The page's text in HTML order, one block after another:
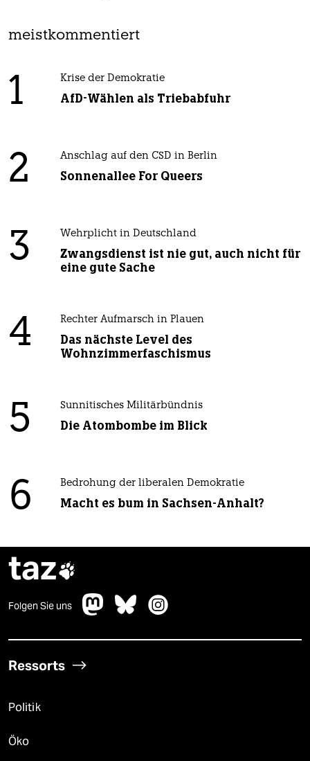
meistkommentiert
1 Krise der Demokratie
AfD-Wählen als Triebabfuhr
2 Anschlag auf den CSD in Berlin
Sonnenallee For Queers
3 Wehrplicht in Deutschland
Zwangsdienst ist nie gut, auch nicht für
eine gute Sache
4 Rechter Aufmarsch in Plauen
Das nächste Level des
Wohnzimmerfaschismus
5 Sunnitisches Militärbündnis
Die Atombombe im Blick
6 Bedrohung der liberalen Demokratie
Macht es bum in Sachsen-Anhalt?
taz
Folgen Sie uns
Ressorts
Politik
Öko